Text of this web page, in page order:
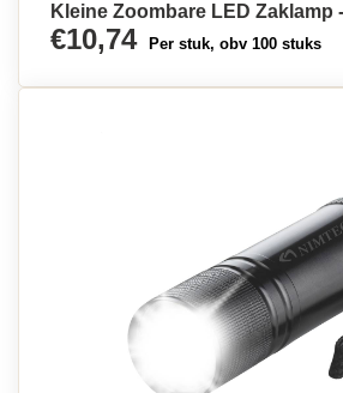
Kleine Zoombare LED Zaklamp
€10,74 Per stuk, obv 100 stuks